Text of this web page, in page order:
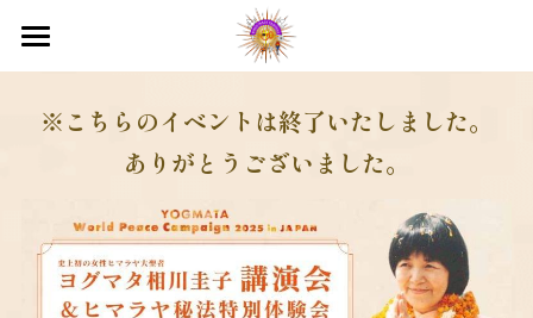
国際ヨガデー2026
ヒマラヤ目覚めのセミナー
映画上映会
テレビ出演
※こちらのイベントは終了いたしました。
ありがとうございました。